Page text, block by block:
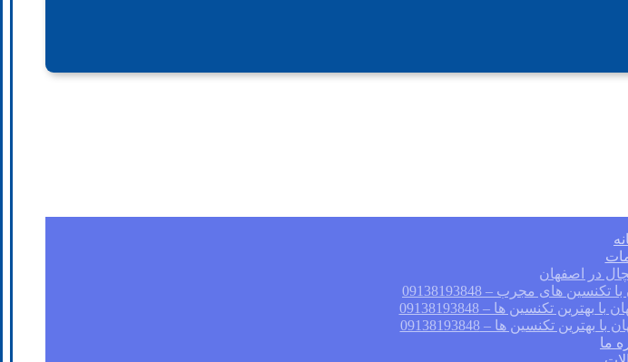
در اصفهان
های مجرب – 09138193848
تکنسین ها – 09138193848
تکنسین ها – 09138193848
ما